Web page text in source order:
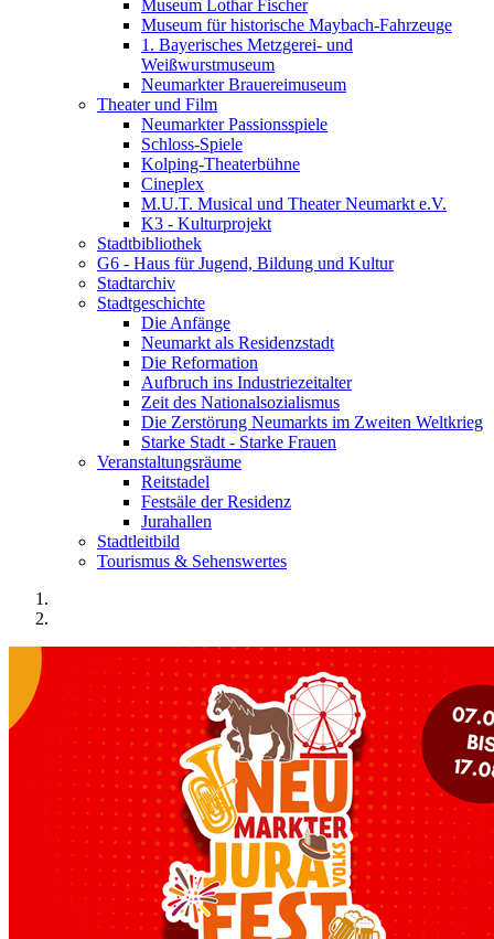
Museum Lothar Fischer
Museum für historische Maybach-Fahrzeuge
1. Bayerisches Metzgerei- und
Weißwurstmuseum
Neumarkter Brauereimuseum
Theater und Film
Neumarkter Passionsspiele
Schloss-Spiele
Kolping-Theaterbühne
Cineplex
M.U.T. Musical und Theater Neumarkt e.V.
K3 - Kulturprojekt
Stadtbibliothek
G6 - Haus für Jugend, Bildung und Kultur
Stadtarchiv
Stadtgeschichte
Die Anfänge
Neumarkt als Residenzstadt
Die Reformation
Aufbruch ins Industriezeitalter
Zeit des Nationalsozialismus
Die Zerstörung Neumarkts im Zweiten Weltkrieg
Starke Stadt - Starke Frauen
Veranstaltungsräume
Reitstadel
Festsäle der Residenz
Jurahallen
Stadtleitbild
Tourismus & Sehenswertes